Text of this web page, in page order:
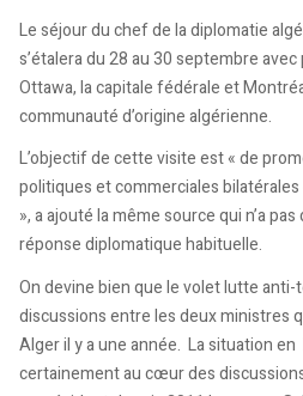
Le séjour du chef de la diplomatie
s’étalera du 28 au 30 septembre
Ottawa, la capitale fédérale et
communauté d’origine algérienne.
L’objectif de cette visite est « de
politiques et commerciales bilatérales
», a ajouté la même source qui n’a
réponse diplomatique habituelle.
On devine bien que le volet lutte
discussions entre les deux ministres
Alger il y a une année. La situation
certainement au cœur des